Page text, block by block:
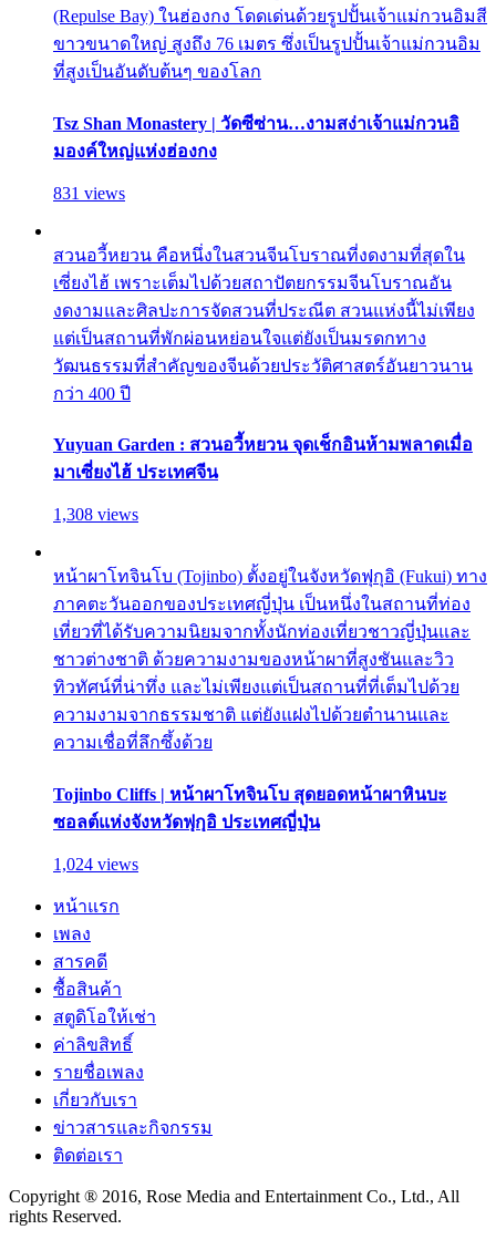
(Repulse Bay) ในฮ่องกง โดดเด่นด้วยรูปปั้นเจ้าแม่กวนอิมสี
ขาวขนาดใหญ่ สูงถึง 76 เมตร ซึ่งเป็นรูปปั้นเจ้าแม่กวนอิม
ที่สูงเป็นอันดับต้นๆ ของโลก
Tsz Shan Monastery | วัดซีซ่าน…งามสง่าเจ้าแม่กวนอิ
มองค์ใหญ่แห่งฮ่องกง
831 views
สวนอวี้หยวน คือหนึ่งในสวนจีนโบราณที่งดงามที่สุดใน
เซี่ยงไฮ้ เพราะเต็มไปด้วยสถาปัตยกรรมจีนโบราณอัน
งดงามและศิลปะการจัดสวนที่ประณีต สวนแห่งนี้ไม่เพียง
แต่เป็นสถานที่พักผ่อนหย่อนใจแต่ยังเป็นมรดกทาง
วัฒนธรรมที่สำคัญของจีนด้วยประวัติศาสตร์อันยาวนาน
กว่า 400 ปี
Yuyuan Garden : สวนอวี้หยวน จุดเช็กอินห้ามพลาดเมื่อ
มาเซี่ยงไฮ้ ประเทศจีน
1,308 views
หน้าผาโทจินโบ (Tojinbo) ตั้งอยู่ในจังหวัดฟุกุอิ (Fukui) ทาง
ภาคตะวันออกของประเทศญี่ปุ่น เป็นหนึ่งในสถานที่ท่อง
เที่ยวที่ได้รับความนิยมจากทั้งนักท่องเที่ยวชาวญี่ปุ่นและ
ชาวต่างชาติ ด้วยความงามของหน้าผาที่สูงชันและวิว
ทิวทัศน์ที่น่าทึ่ง และไม่เพียงแต่เป็นสถานที่ที่เต็มไปด้วย
ความงามจากธรรมชาติ แต่ยังแฝงไปด้วยตำนานและ
ความเชื่อที่ลึกซึ้งด้วย
Tojinbo Cliffs | หน้าผาโทจินโบ สุดยอดหน้าผาหินบะ
ซอลต์แห่งจังหวัดฟุกุอิ ประเทศญี่ปุ่น
1,024 views
หน้าแรก
เพลง
สารคดี
ซื้อสินค้า
สตูดิโอให้เช่า
ค่าลิขสิทธิ์
รายชื่อเพลง
เกี่ยวกับเรา
ข่าวสารและกิจกรรม
ติดต่อเรา
Copyright ® 2016, Rose Media and Entertainment Co., Ltd., All
rights Reserved.